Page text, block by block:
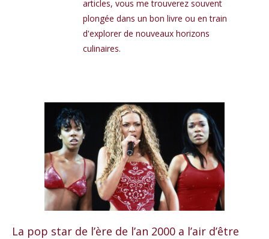
articles, vous me trouverez souvent
plongée dans un bon livre ou en train
d'explorer de nouveaux horizons
culinaires.
La pop star de l’ère de l’an 2000 a l’air d’être